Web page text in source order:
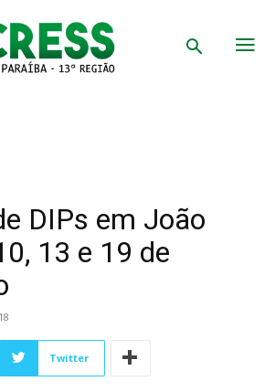
DIPs em João
13 e 19 de
Twitter